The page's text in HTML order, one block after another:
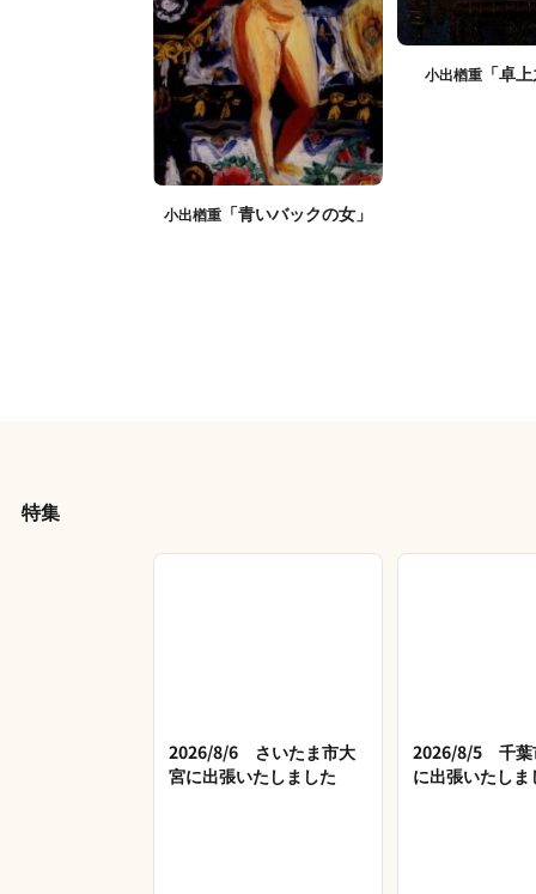
小出楢重 「青いバックの女」
小出楢重 「卓
特集
2026/8/6 さいたま市大
宮に出張いたしました
2026/8/5 千葉
に出張いたしま